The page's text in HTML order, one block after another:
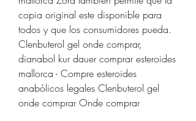
copia original este disponible para
todos y que los consumidores pueda.
Clenbuterol gel onde comprar,
dianabol kur dauer comprar esteroides
mallorca - Compre esteroides
anabólicos legales Clenbuterol gel
onde comprar Onde comprar